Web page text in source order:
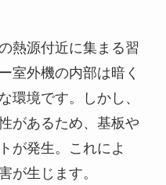
熱源付近に集まる習
室外機の内部は暗く
環境です。しかし、
があるため、基板や
が発生。これによ
が生じます。